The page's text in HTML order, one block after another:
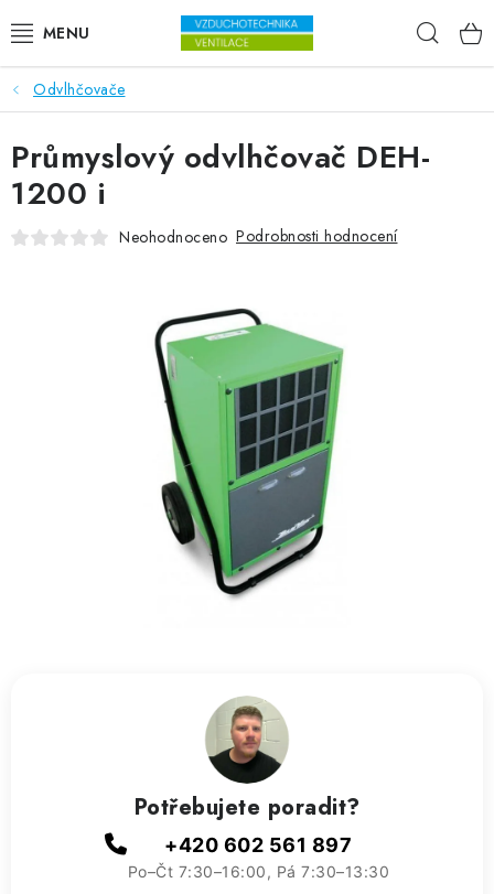
VENTILÁTORY
VZDUCHOTECHNIKA
REKUPERACE
ÚPRAVA VZDUCHU
ZVLHČOVAČE VZDUCHU PRŮMYSLOVÉ
NAHŘÍVACÍ POLŠTÁŘEK S LÁVOVÝM PÍSKEM
Kontakty
Odvlhčovače
Průmyslový odvlhčovač DEH-
1200 i
Neohodnoceno Podrobnosti hodnocení
Potřebujete poradit?
+420 602 561 897
Po–Čt 7:30–16:00, Pá 7:30–13:30